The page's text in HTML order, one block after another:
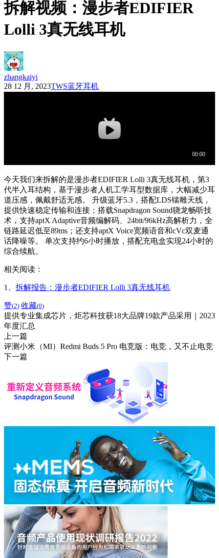
拆解视频：漫步者EDIFIER
Lolli 3真无线耳机
zhangkaiyi
28 12 月, 2023TWS蓝牙耳机
今天我们来拆解的是漫步者EDIFIER Lolli 3真无线耳机，第3
代半入耳结构，基于漫步者人机工学耳型数据库，大幅减少耳
道压感，佩戴舒适无感。 升级蓝牙5.3，搭配LDS镭雕天线，
提供快速稳定传输和连接；搭载Snapdragon Sound骁龙畅听技
术，支持aptX Adaptive音频编解码、24bit/96kHz高解析力，全
链路延迟低至89ms；还支持aptX Voice宽频语音和cVc双麦通
话降噪等。 单次支持约6小时播放，搭配充电盒实现24小时的
综合续航。
相关阅读：
1、 拆解报告：漫步者EDIFIER Lolli 3真无线耳机
赞(2) 收藏(0)
提供专业集成芯片，炬芯科技获18大品牌19款产品采用｜2023
年度汇总
上一篇
评测小米（MI）Redmi Buds 5 Pro 电竞版：电竞，又不止电竞
下一篇